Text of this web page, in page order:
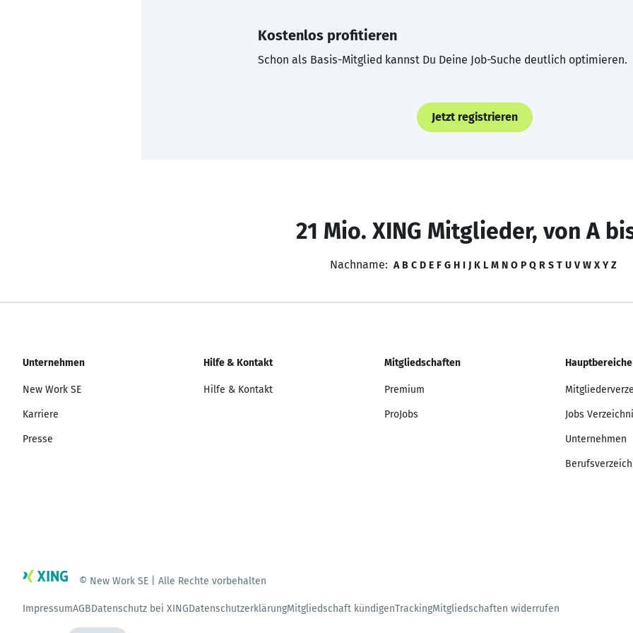
Kostenlos profitieren
Schon als Basis-Mitglied kannst Du Deine Job-Suche deutlich optimieren.
Jetzt registrieren
21 Mio. XING Mitglieder, von A
Nachname: A B C D E F G H I J K L M N O P Q R S T U V W X Y Z
Unternehmen
New Work SE
Karriere
Presse
Hilfe & Kontakt
Hilfe & Kontakt
Mitgliedschaften
Premium
ProJobs
Hauptbereiche
Jobs
Unternehmen
© New Work SE | Alle Rechte vorbehalten
ImpressumAGBDatenschutz bei XINGDatenschutzerklärungMitgliedschaft kündigenTrackingMitgliedschaften widerrufen